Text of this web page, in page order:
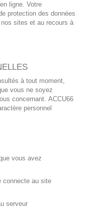
ligne. Votre
protection des données
sites et au recours à
à tout moment,
vous ne soyez
concernant. ACCU66
personnel
vous avez
connecte au site
serveur